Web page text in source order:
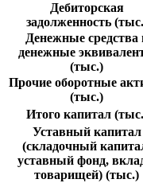
Дебиторская
задолженность
Денежные средства
денежные
(тыс.)
Прочие оборотные
(тыс.)
Итого капитал
Уставный капитал
(складочный
уставный фонд,
товарищей) (тыс.)